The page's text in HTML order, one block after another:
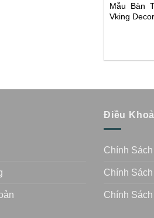
Mẫu Bàn
Vking Decor
Điều
Chính
Chính
Chính